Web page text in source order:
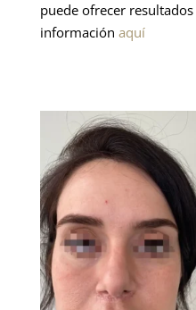
puede ofrecer
información aquí